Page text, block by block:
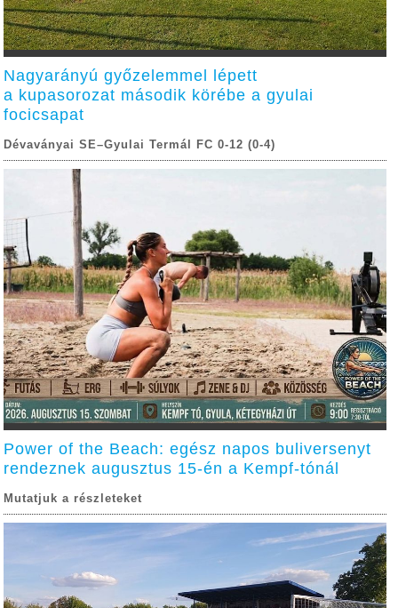
Nagyarányú győzelemmel lépett
a kupasorozat második körébe a gyulai
focicsapat
Dévaványai SE–Gyulai Termál FC 0-12 (0-4)
Power of the Beach: egész napos buliversenyt
rendeznek augusztus 15-én a Kempf-tónál
Mutatjuk a részleteket